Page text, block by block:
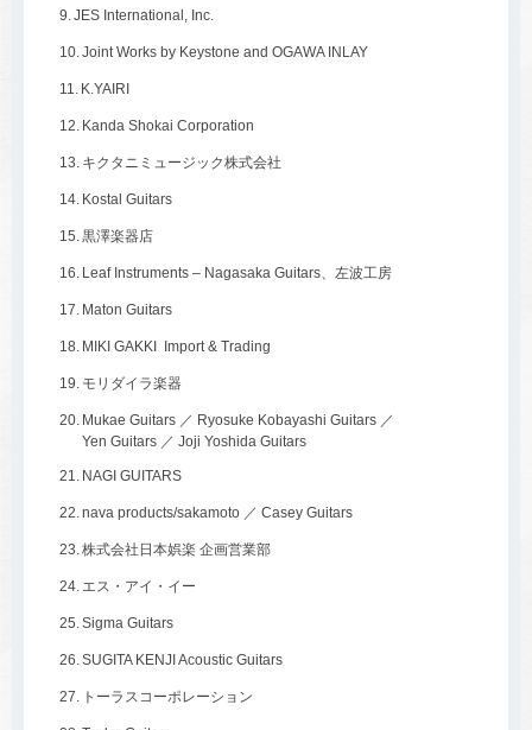
JES International, Inc.
Joint Works by Keystone and OGAWA INLAY
K.YAIRI
Kanda Shokai Corporation
キクタニミュージック株式会社
Kostal Guitars
黒澤楽器店
Leaf Instruments – Nagasaka Guitars、左波工房
Maton Guitars
MIKI GAKKI Import & Trading
モリダイラ楽器
Mukae Guitars ／ Ryosuke Kobayashi Guitars ／
Yen Guitars ／ Joji Yoshida Guitars
NAGI GUITARS
nava products/sakamoto ／ Casey Guitars
株式会社日本娯楽 企画営業部
エス・アイ・イー
Sigma Guitars
SUGITA KENJI Acoustic Guitars
トーラスコーポレーション